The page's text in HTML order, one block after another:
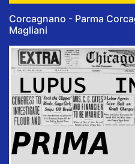
Corcagnano - Parma
Magliani